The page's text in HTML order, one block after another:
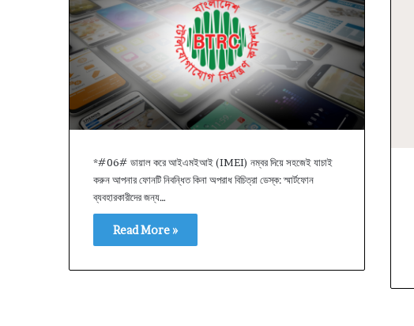
*#06# ডায়াল করে আইএমইআই (IMEI) নম্বর দিয়ে সহজেই যাচাই
করুন আপনার ফোনটি নিবন্ধিত কিনা অপরাধ বিচিত্রা ডেস্ক: স্মার্টফোন
ব্যবহারকারীদের জন্য…
Read More »